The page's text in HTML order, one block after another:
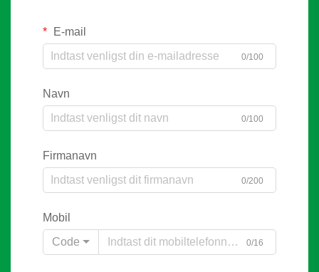
E-mail
0/100
Navn
0/100
Firmanavn
0/200
Mobil
Code
0/16